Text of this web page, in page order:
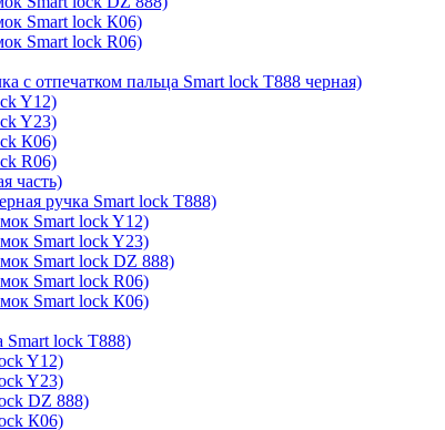
Smart lock К06)
Smart lock R06)
с отпечатком пальца Smart lock T888 черная)
Y12)
Y23)
К06)
R06)
часть)
ручка Smart lock T888)
Smart lock Y12)
Smart lock Y23)
Smart lock DZ 888)
Smart lock R06)
Smart lock К06)
Smart lock T888)
Y12)
Y23)
DZ 888)
К06)